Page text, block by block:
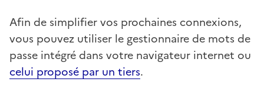
Afin de simplifier vos prochaines connexions,
vous pouvez utiliser le gestionnaire de mots de
passe intégré dans votre navigateur internet ou
celui proposé par un tiers.